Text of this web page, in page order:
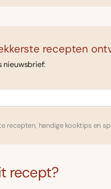
recepten
nieuwsbrief:
recepten, handige kooktips en
recept?